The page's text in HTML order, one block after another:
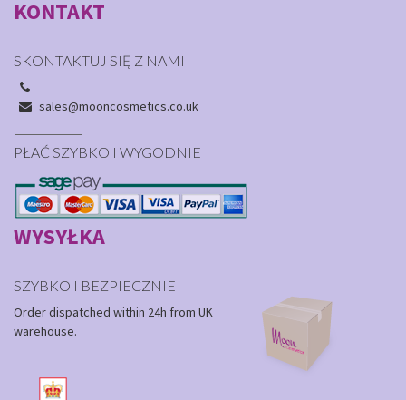
KONTAKT
SKONTAKTUJ SIĘ Z NAMI
sales@mooncosmetics.co.uk
PŁAĆ SZYBKO I WYGODNIE
WYSYŁKA
SZYBKO I BEZPIECZNIE
Order dispatched within 24h from UK
warehouse.